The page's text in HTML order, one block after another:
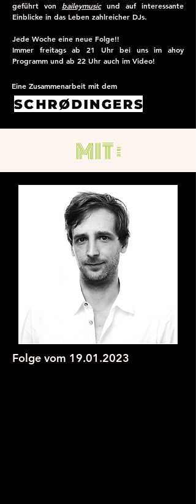
geführt von baileymusicund auf interessante
Einblicke in das Leben zahlreicher DJs.
Jede Woche eine neue Folge!!
Immer freitags ab 21 Uhr bei uns im ahoy
Programm und ab 22 Uhr auch im Video!
Eine Zusammenarbeit mit dem
MIT :
Folge vom 19.01.2023